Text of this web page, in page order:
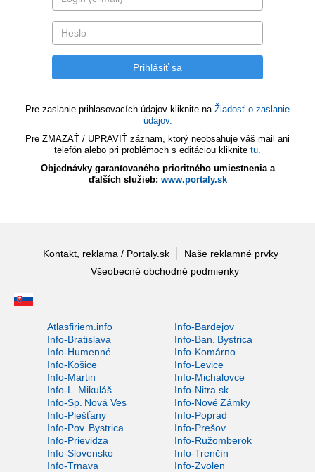
Pre zaslanie prihlasovacích údajov kliknite na Žiadosť o zaslanie
údajov.
Pre ZMAZAŤ / UPRAVIŤ záznam, ktorý neobsahuje váš mail ani
telefón alebo pri problémoch s editáciou kliknite tu.
Objednávky garantovaného prioritného umiestnenia a
ďalších služieb: www.portaly.sk
Kontakt, reklama / Portaly.sk
Naše reklamné prvky
Všeobecné obchodné podmienky
Atlasfiriem.info
Info-Bardejov
Info-Bratislava
Info-Ban. Bystrica
Info-Humenné
Info-Komárno
Info-Košice
Info-Levice
Info-Martin
Info-Michalovce
Info-L. Mikuláš
Info-Nitra.sk
Info-Sp. Nová Ves
Info-Nové Zámky
Info-Piešťany
Info-Poprad
Info-Pov. Bystrica
Info-Prešov
Info-Prievidza
Info-Ružomberok
Info-Slovensko
Info-Trenčín
Info-Trnava
Info-Zvolen